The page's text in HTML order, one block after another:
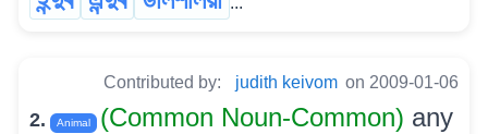
Contributed by: judith keivom on 2009-01-06
2. Animal (Common Noun-Common) any